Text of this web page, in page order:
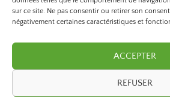
sur ce site. Ne pas consentir ou retirer son
négativement certaines caractéristiques et
ACCEPTER
REFUSER